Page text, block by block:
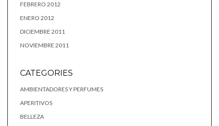
FEBRERO 2012
ENERO 2012
DICIEMBRE 2011
NOVIEMBRE 2011
CATEGORIES
AMBIENTADORES Y PERFUMES
APERITIVOS
BELLEZA